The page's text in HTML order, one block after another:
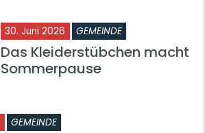
30. Juni 2026 GEMEINDE
Das Kleiderstübchen macht
Sommerpause
GEMEINDE